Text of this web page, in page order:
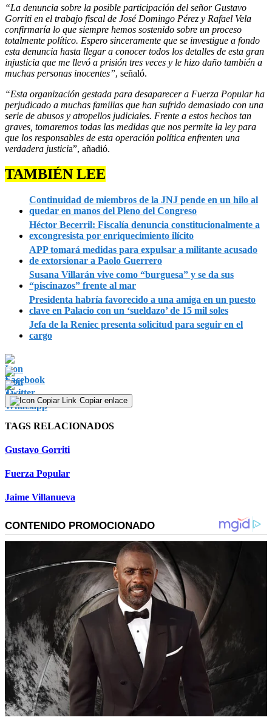
“La denuncia sobre la posible participación del señor Gustavo
Gorriti en el trabajo fiscal de José Domingo Pérez y Rafael Vela
confirmaría lo que siempre hemos sostenido sobre un proceso
totalmente político. Espero sinceramente que se investigue a fondo
esta denuncia hasta llegar a conocer todos los detalles de esta gran
injusticia que me llevó a prisión tres veces y le hizo daño también a
muchas personas inocentes”, señaló.
“Esta organización gestada para desaparecer a Fuerza Popular ha
perjudicado a muchas familias que han sufrido demasiado con una
serie de abusos y atropellos judiciales. Frente a estos hechos tan
graves, tomaremos todas las medidas que nos permite la ley para
que los responsables de esta operación política enfrenten una
verdadera justicia”, añadió.
TAMBIÉN LEE
Continuidad de miembros de la JNJ pende en un hilo al
quedar en manos del Pleno del Congreso
Héctor Becerril: Fiscalía denuncia constitucionalmente a
excongresista por enriquecimiento ilícito
APP tomará medidas para expulsar a militante acusado
de extorsionar a Paolo Guerrero
Susana Villarán vive como “burguesa” y se da sus
“piscinazos” frente al mar
Presidenta habría favorecido a una amiga en un puesto
clave en Palacio con un ‘sueldazo’ de 15 mil soles
Jefa de la Reniec presenta solicitud para seguir en el
cargo
Copiar enlace
TAGS RELACIONADOS
Gustavo Gorriti
Fuerza Popular
Jaime Villanueva